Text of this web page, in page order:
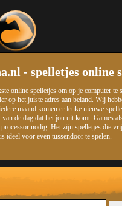
- spelletjes online
online spelletjes om op je computer te
op het juiste adres aan beland. Wij
maand komen er leuke nieuwe
de dag dat het jou uit komt. Games
nodig. Het zijn spelletjes die
ideel voor even tussendoor te spelen.